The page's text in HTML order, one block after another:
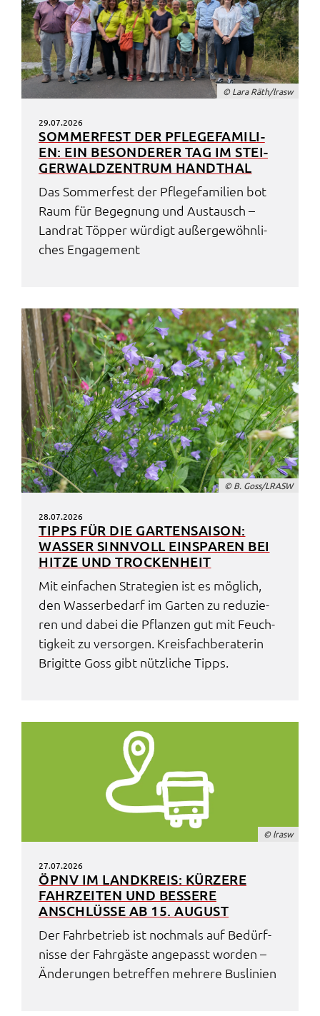
© Lara Räth/lrasw
29.07.2026
SOMMER­FEST DER PFLE­GE­FA­MI­LI­
EN: EIN BESON­DE­RER TAG IM STEI­
GER­WALD­ZEN­TRUM HAND­THAL
Das Sommer­fest der Pfle­ge­fa­mi­li­en bot
Raum für Begeg­nung und Austausch –
Land­rat Töpper würdigt außer­ge­wöhn­li­
ches Enga­ge­ment
© B. Goss/LRASW
28.07.2026
TIPPS FÜR DIE GARTEN­SAI­SON:
WASSER SINN­VOLL EINSPA­REN BEI
HITZE UND TROCKEN­HEIT
Mit einfa­chen Stra­te­gi­en ist es möglich,
den Wasser­be­darf im Garten zu redu­zie­
ren und dabei die Pflan­zen gut mit Feuch­
tig­keit zu versor­gen. Kreis­fach­be­ra­te­rin
Brigit­te Goss gibt nütz­li­che Tipps.
© lrasw
27.07.2026
ÖPNV IM LAND­KREIS: KÜRZE­RE
FAHR­ZEI­TEN UND BESSE­RE
ANSCHLÜS­SE AB 15. AUGUST
Der Fahr­be­trieb ist noch­mals auf Bedürf­
nis­se der Fahr­gäs­te ange­passt worden –
Ände­run­gen betref­fen mehre­re Busli­ni­en